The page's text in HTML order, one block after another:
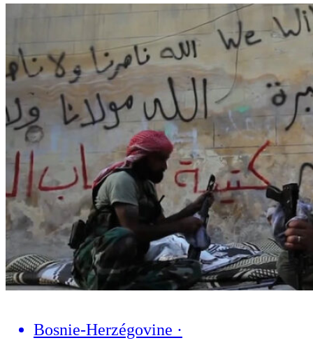
Bosnie-Herzégovine ·